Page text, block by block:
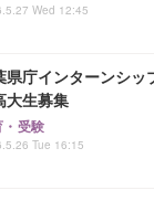
Wed 12:45
県庁インターンシ
大生募集
・受験
Tue 16:15